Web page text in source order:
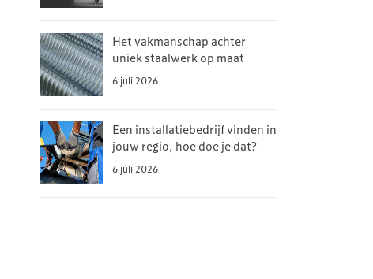
Het vakmanschap achter
uniek staalwerk op maat
6 juli 2026
Een installatiebedrijf vinden in
jouw regio, hoe doe je dat?
6 juli 2026